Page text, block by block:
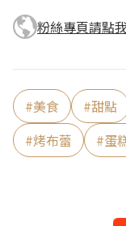
粉絲專頁請點
#美食 #甜點
#烤布蕾 #蛋